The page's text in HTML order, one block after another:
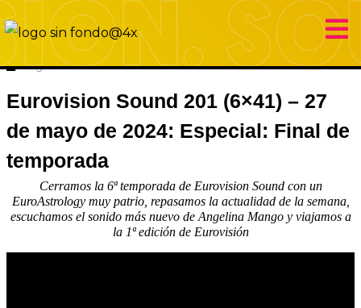
Eurovision Sound
27 mayo 2024
Hugo Carabaña Menéndez
Eurovision Sound 201 (6×41) – 27
de mayo de 2024: Especial: Final de
temporada
Cerramos la 6ª temporada de Eurovision Sound con un
EuroAstrology muy patrio, repasamos la actualidad de la semana,
escuchamos el sonido más nuevo de Angelina Mango y viajamos a
la 1ª edición de Eurovisión